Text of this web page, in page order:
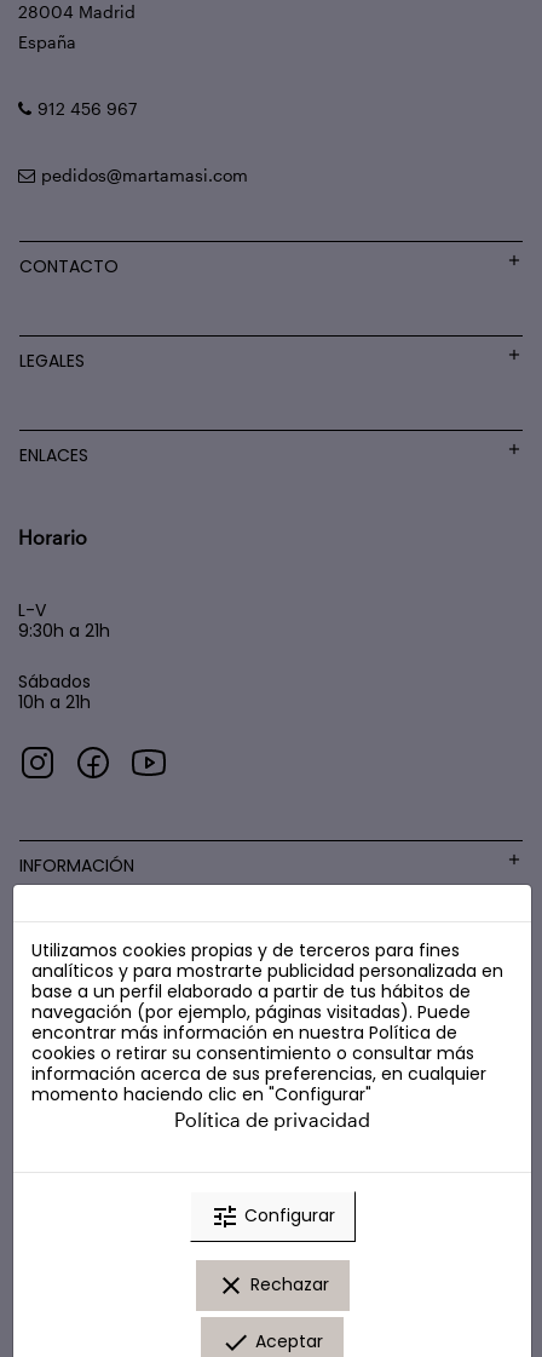
28004 Madrid
España
912 456 967
pedidos@martamasi.com
CONTACTO
LEGALES
ENLACES
Horario
L-V
9:30h a 21h
Sábados
10h a 21h
INFORMACIÓN
COSMÉTICA LOW COST
Utilizamos cookies propias y de terceros para fines
analíticos y para mostrarte publicidad personalizada en
base a un perfil elaborado a partir de tus hábitos de
navegación (por ejemplo, páginas visitadas). Puede
encontrar más información en nuestra Política de
cookies o retirar su consentimiento o consultar más
información acerca de sus preferencias, en cualquier
momento haciendo clic en "Configurar"
Política de privacidad
tune Configurar
clear Rechazar
done Aceptar